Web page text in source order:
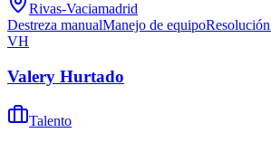
Rivas-Vaciamadrid
Destreza manualManejo de equipo
VH
Valery Hurtado
Talento